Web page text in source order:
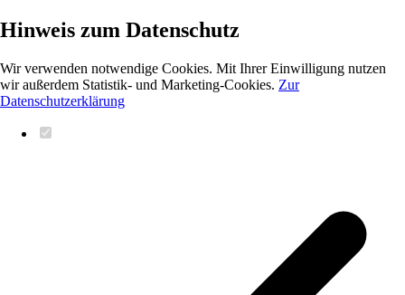
Hinweis zum Datenschutz
Wir verwenden notwendige Cookies. Mit Ihrer Einwilligung nutzen
wir außerdem Statistik- und Marketing-Cookies. Zur
Datenschutzerklärung